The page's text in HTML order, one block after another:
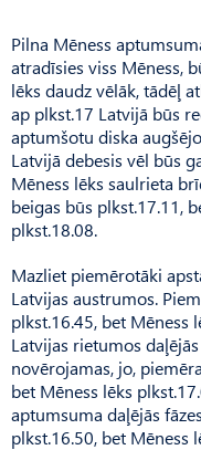
Pilna Mēness
atradīsies viss Mēness,
lēks daudz vēlāk, tādēļ
ap plkst.17 Latvijā būs
aptumšotu diska
Latvijā debesis vēl būs
Mēness lēks saulrieta
beigas būs plkst.17.11,
plkst.18.08.
Mazliet piemērotāki
Latvijas austrumos.
plkst.16.45, bet Mēness
Latvijas rietumos
novērojamas, jo,
bet Mēness lēks
aptumsuma daļējās
plkst.16.50, bet Mēness